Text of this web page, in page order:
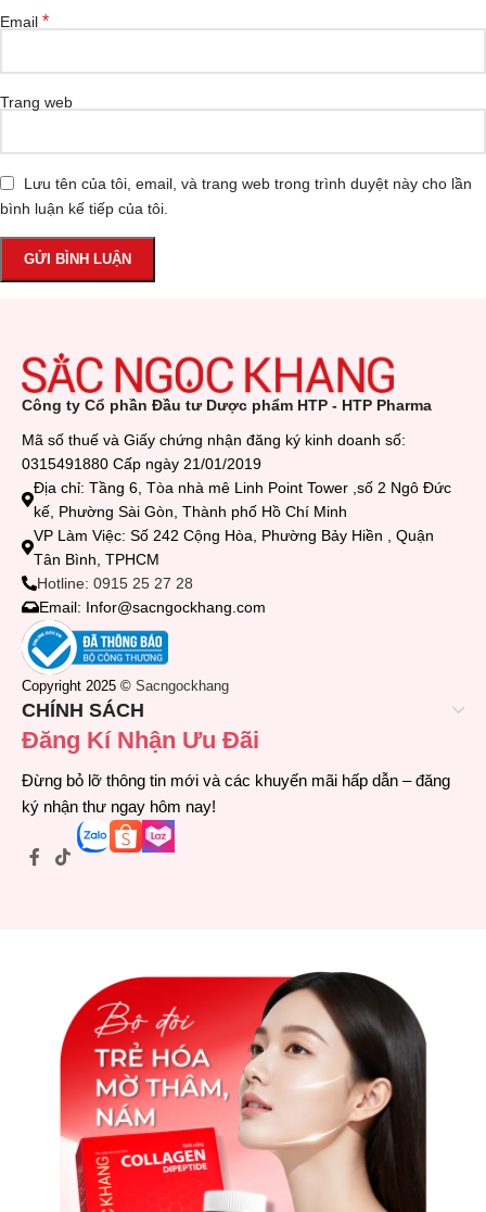
Email *
Trang web
Lưu tên của tôi, email, và trang web trong trình duyệt này cho lần
bình luận kế tiếp của tôi.
Công ty Cổ phần Đầu tư Dược phẩm HTP - HTP Pharma
Mã số thuế và Giấy chứng nhận đăng ký kinh doanh số:
0315491880 Cấp ngày 21/01/2019
Địa chỉ: Tầng 6, Tòa nhà mê Linh Point Tower ,số 2 Ngô Đức
kế, Phường Sài Gòn, Thành phố Hồ Chí Minh
VP Làm Việc: Số 242 Cộng Hòa, Phường Bảy Hiền , Quận
Tân Bình, TPHCM
Hotline: 0915 25 27 28
Email: Infor@sacngockhang.com
Copyright 2025 © Sacngockhang
CHÍNH SÁCH
Đăng Kí Nhận Ưu Đãi
Đừng bỏ lỡ thông tin mới và các khuyến mãi hấp dẫn – đăng
ký nhận thư ngay hôm nay!